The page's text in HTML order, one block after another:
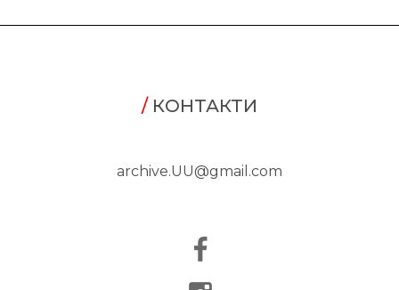
/КОНТАКТИ
archive.UU@gmail.com